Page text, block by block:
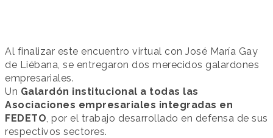
Al finalizar este encuentro virtual con José María Gay
de Liébana, se entregaron dos merecidos galardones
empresariales.
Un Galardón institucional a todas las
Asociaciones empresariales integradas en
FEDETO, por el trabajo desarrollado en defensa de sus
respectivos sectores.